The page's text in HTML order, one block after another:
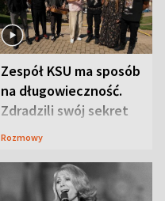
Zespół KSU ma sposób
na długowieczność.
Zdradzili swój sekret
Rozmowy